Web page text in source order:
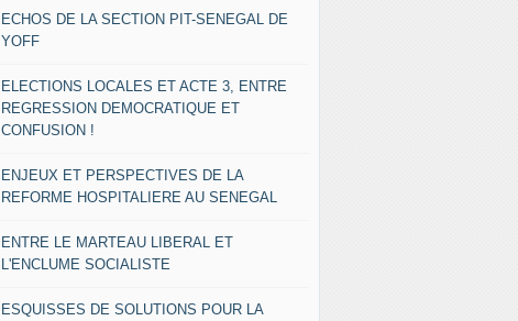
ECHOS DE LA SECTION PIT-SENEGAL DE
YOFF
ELECTIONS LOCALES ET ACTE 3, ENTRE
REGRESSION DEMOCRATIQUE ET
CONFUSION !
ENJEUX ET PERSPECTIVES DE LA
REFORME HOSPITALIERE AU SENEGAL
ENTRE LE MARTEAU LIBERAL ET
L'ENCLUME SOCIALISTE
ESQUISSES DE SOLUTIONS POUR LA